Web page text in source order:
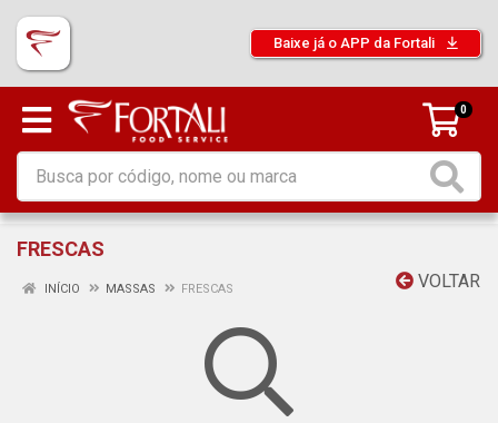
Baixe já o APP da Fortali
0
FRESCAS
VOLTAR
INÍCIO MASSAS FRESCAS